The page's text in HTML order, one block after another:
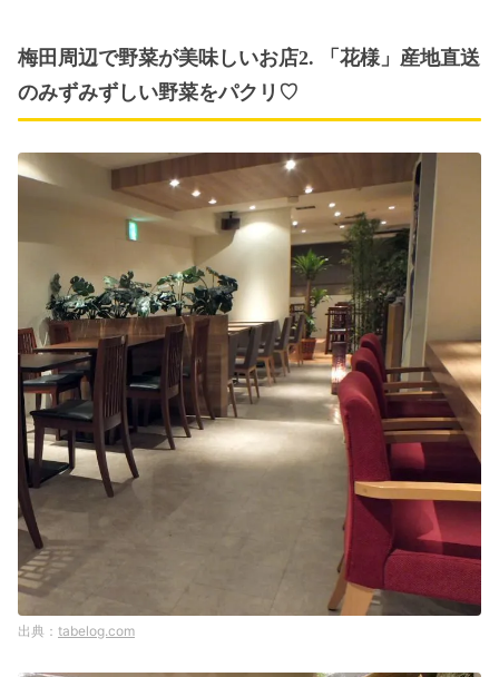
梅田周辺で野菜が美味しいお店2. 「花様」産地直送
のみずみずしい野菜をパクリ♡
tabelog.com